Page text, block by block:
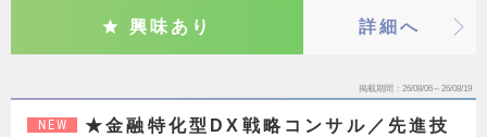
興味あり 詳細へ
掲載期間 26/08/06～26/08/19
NEW
★金融特化型DX戦略コンサル／先進技